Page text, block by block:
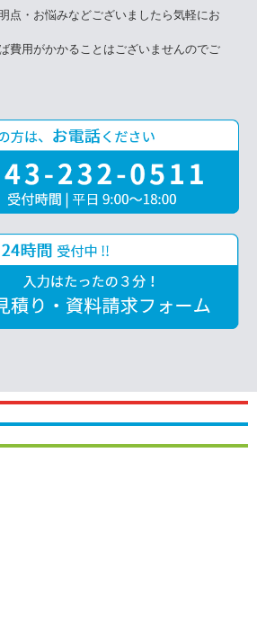
点・お悩みなどございましたら気軽にお
費用がかかることはございませんのでご